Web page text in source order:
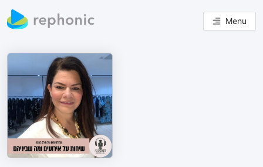
Menu